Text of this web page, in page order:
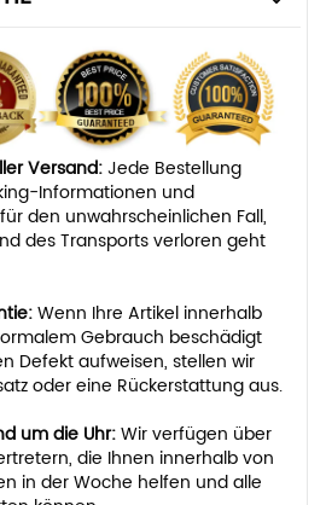
Versand:Jede Bestellung
Informationen und
den unwahrscheinlichen Fall,
des Transports verloren geht
Wenn Ihre Artikel innerhalb
Gebrauch beschädigt
Defekt aufweisen, stellen wir
oder eine Rückerstattung aus.
um die Uhr:Wir verfügen über
die Ihnen innerhalb von
in der Woche helfen und alle